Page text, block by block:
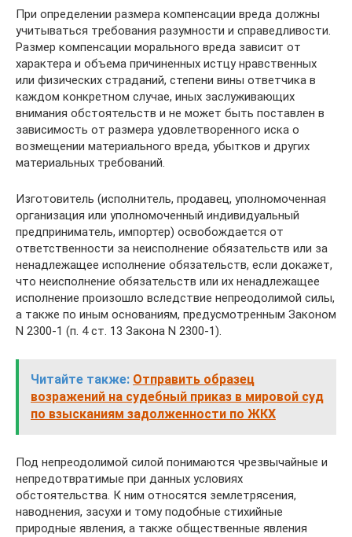
При определении размера компенсации вреда должны
учитываться требования разумности и справедливости.
Размер компенсации морального вреда зависит от
характера и объема причиненных истцу нравственных
или физических страданий, степени вины ответчика в
каждом конкретном случае, иных заслуживающих
внимания обстоятельств и не может быть поставлен в
зависимость от размера удовлетворенного иска о
возмещении материального вреда, убытков и других
материальных требований.
Изготовитель (исполнитель, продавец, уполномоченная
организация или уполномоченный индивидуальный
предприниматель, импортер) освобождается от
ответственности за неисполнение обязательств или за
ненадлежащее исполнение обязательств, если докажет,
что неисполнение обязательств или их ненадлежащее
исполнение произошло вследствие непреодолимой силы,
а также по иным основаниям, предусмотренным Законом
N 2300-1 (п. 4 ст. 13 Закона N 2300-1).
Читайте также: Отправить образец
возражений на судебный приказ в мировой суд
по взысканиям задолженности по ЖКХ
Под непреодолимой силой понимаются чрезвычайные и
непредотвратимые при данных условиях
обстоятельства. К ним относятся землетрясения,
наводнения, засухи и тому подобные стихийные
природные явления, а также общественные явления